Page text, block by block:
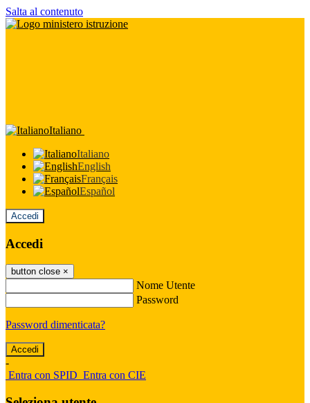
Salta al contenuto
Italiano
Italiano
English
Français
Español
Accedi
Accedi
button close ×
Nome Utente
Password
Password dimenticata?
-
Entra con SPID Entra con CIE